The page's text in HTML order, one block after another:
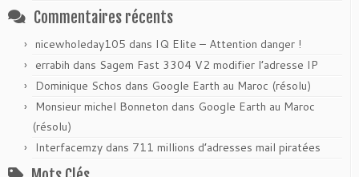
Commentaires récents
nicewholeday105 dans IQ Elite – Attention danger !
errabih dans Sagem Fast 3304 V2 modifier l’adresse IP
Dominique Schos dans Google Earth au Maroc (résolu)
Monsieur michel Bonneton dans Google Earth au Maroc
(résolu)
Interfacemzy dans 711 millions d’adresses mail piratées